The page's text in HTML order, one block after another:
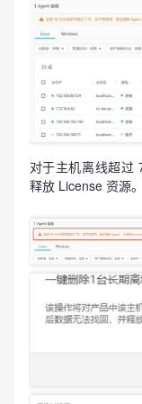
对于主机离线超过
释放 License 资源。